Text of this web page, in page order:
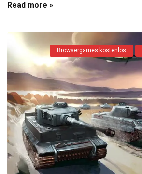
Read more »
Browsergames kostenlos